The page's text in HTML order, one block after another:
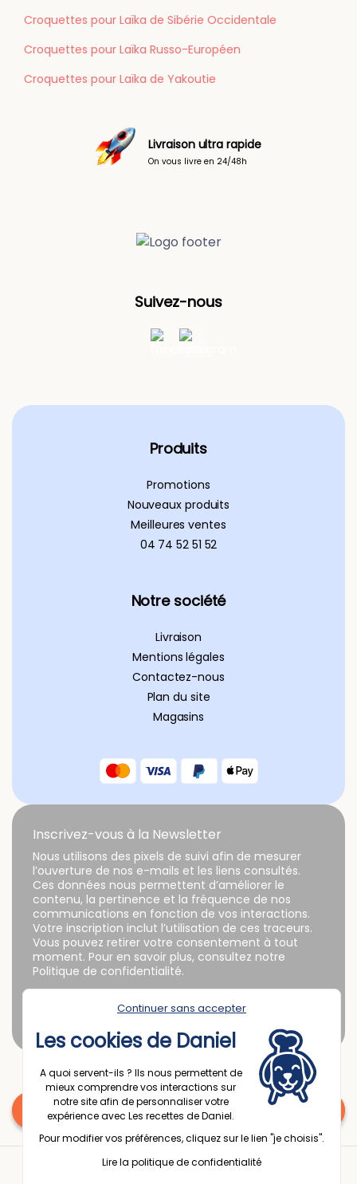
Croquettes pour Laïka de Sibérie Occidentale
Croquettes pour Laïka Russo-Européen
Croquettes pour Laïka de Yakoutie
Paiement sécurisé
Faites vos achats en toute tranquilité
Suivez-nous
Produits
Promotions
Nouveaux produits
Meilleures ventes
04 74 52 51 52
Notre société
Livraison
Mentions légales
Contactez-nous
Plan du site
Magasins
Continuer sans accepter
Les cookies de Daniel
A quoi servent-ils ? Ils nous permettent de
mieux comprendre vos interactions sur
notre site afin de personnaliser votre
expérience avec Les recettes de Daniel.
Pour modifier vos préférences, cliquez sur le lien "je choisis".
Lire la politique de confidentialité
Inscrivez-vous à la Newsletter
Nous utilisons des pixels de suivi afin de mesurer
l’ouverture de nos e-mails et les liens consultés.
Ces données nous permettent d’améliorer le
contenu, la pertinence et la fréquence de nos
communications en fonction de vos interactions.
Votre inscription inclut l’utilisation de ces traceurs.
Vous pouvez retirer votre consentement à tout
moment. Pour en savoir plus, consultez notre
Politique de confidentialité.
Une question ? Contactez nous
© 2025 Espace Passion France